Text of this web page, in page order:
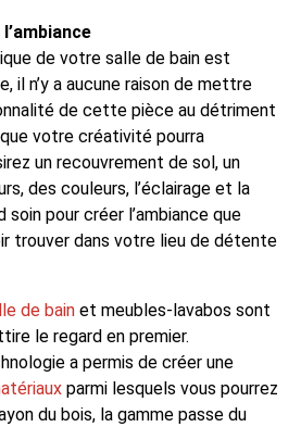
de votre salle de bain est
il n’y a aucune raison de mettre
de cette pièce au détriment
votre créativité pourra
un recouvrement de sol, un
des couleurs, l’éclairage et la
pour créer l’ambiance que
trouver dans votre lieu de détente
de bain et meubles-lavabos sont
le regard en premier.
a permis de créer une
parmi lesquels vous pourrez
du bois, la gamme passe du